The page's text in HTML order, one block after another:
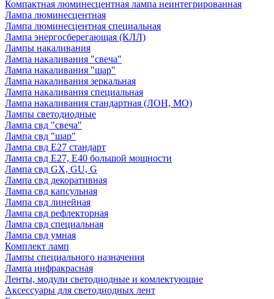
Компактная люминесцентная лампа неинтегрированная
Лампа люминесцентная
Лампа люминесцентная специальная
Лампа энергосберегающая (КЛЛ)
Лампы накаливания
Лампа накаливания "свеча"
Лампа накаливания "шар"
Лампа накаливания зеркальная
Лампа накаливания специальная
Лампа накаливания стандартная (ЛОН, МО)
Лампы светодиодные
Лампа свд "свеча"
Лампа свд "шар"
Лампа свд E27 стандарт
Лампа свд E27, Е40 большой мощности
Лампа свд GX, GU, G
Лампа свд декоративная
Лампа свд капсульная
Лампа свд линейная
Лампа свд рефлекторная
Лампа свд специальная
Лампа свд умная
Комплект ламп
Лампы специального назначения
Лампа инфракрасная
Ленты, модули светодиодные и комлектующие
Аксессуары для светодиодных лент